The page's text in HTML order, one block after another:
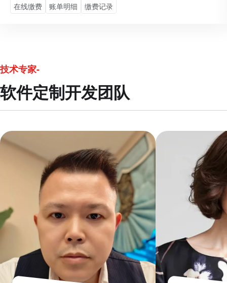
在线缴费 账单明细 缴费记录
技术专家-
软件定制开发团队